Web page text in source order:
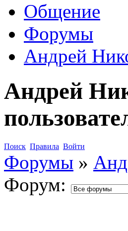
Общение
Форумы
Андрей
Андрей
Поиск Правила Войти
Форумы »
Форум: